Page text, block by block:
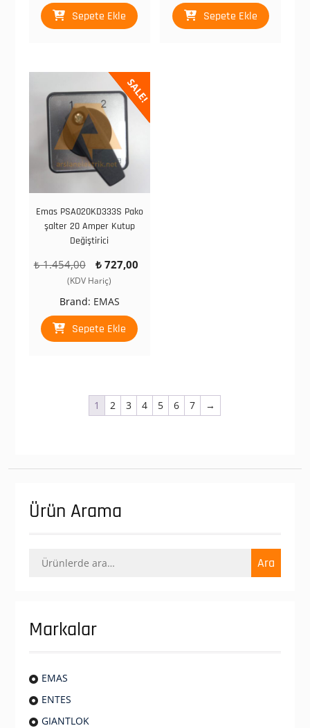
Sepete Ekle Sepete Ekle
SALE!
Emas PSA020KD333S Pako
şalter 20 Amper Kutup
Değiştirici
₺1.454,00
Orijinal
fiyat:
₺727,00
(KDV Hariç)
Brand: EMAS
Sepete Ekle
1 2 3 4 5 6 7 →
Ürün Arama
Ara: Ara
Markalar
EMAS
ENTES
GIANTLOK